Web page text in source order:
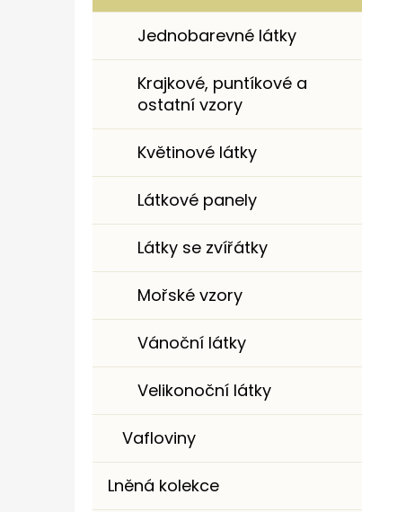
Jednobarevné látky
Krajkové, puntíkové a
ostatní vzory
Květinové látky
Látkové panely
Látky se zvířátky
Mořské vzory
Vánoční látky
Velikonoční látky
Vafloviny
Lněná kolekce